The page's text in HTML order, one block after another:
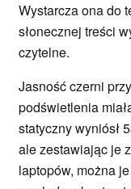
Wystarcza ona do
słonecznej treści
czytelne.
Jasność czerni
podświetlenia
statyczny wyniósł
ale zestawiając je
laptopów, można